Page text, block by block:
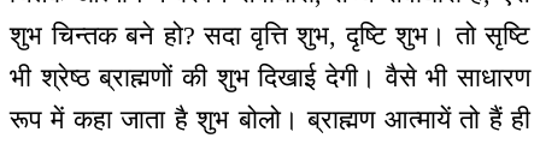
शुभ चिन्तक बने हो? सदा वृत्ति शुभ, दृष्टि शुभ। तो सृष्टि
भी श्रेष्ठ ब्राह्मणों की शुभ दिखाई देगी। वैसे भी साधारण
रूप में कहा जाता है शुभ बोलो। ब्राह्मण आत्मायें तो हैं ही